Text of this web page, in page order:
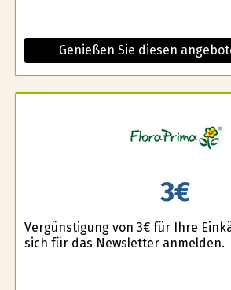
Genießen Sie diesen
3€
Vergünstigung von 3€ für Ihre
sich für das Newsletter anmelden.